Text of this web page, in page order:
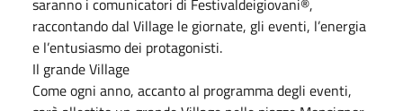
raccontando dal Village le giornate, gli eventi, l’energia
e l’entusiasmo dei protagonisti.
Il grande Village
Come ogni anno, accanto al programma degli eventi,